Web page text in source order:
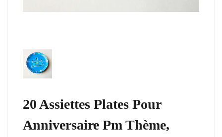
20 Assiettes Plates Pour
Anniversaire Pm Thème,